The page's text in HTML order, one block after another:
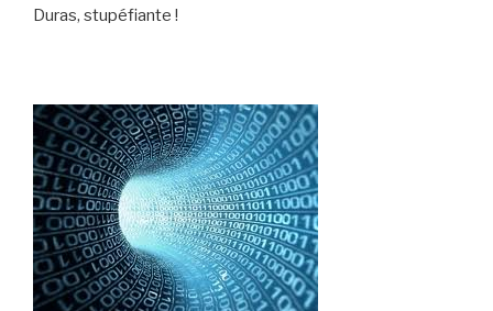
Duras, stupéfiante !